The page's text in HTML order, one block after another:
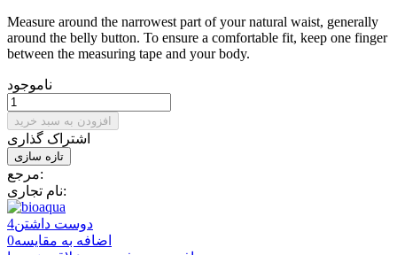
Measure around the narrowest part of your natural waist, generally
around the belly button. To ensure a comfortable fit, keep one finger
between the measuring tape and your body.
ناموجود
افزودن به سبد خرید
اشتراک گذاری
مرجع:
نام تجاری:
دوست داشتن4
اضافه به مقایسه0